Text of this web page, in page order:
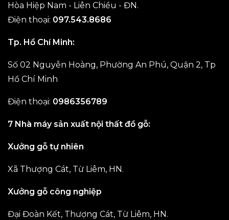
Hòa Hiệp Nam - Liên Chiều - ĐN.
Điện thoại: 097.543.8686
Tp. Hồ Chí Minh:
Số 02 Nguyễn Hoàng, Phường An Phú, Quận 2, Tp
Hồ Chí Minh
Điện thoại: 0986356789
7 Nhà máy sản xuất nội thất đồ gỗ:
Xưởng gỗ tự nhiên
Xã Thượng Cát, Từ Liêm, HN.
Xưởng gỗ công nghiệp
Đại Đoàn Kết, Thượng Cát, Từ Liêm, HN.